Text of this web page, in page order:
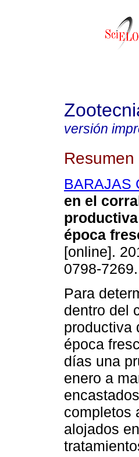
versión
Resumen
BARAJAS
en el
época
[online].
0798-7269.
Para
dentro del
productiva
época
días una
enero a
completos
alojados